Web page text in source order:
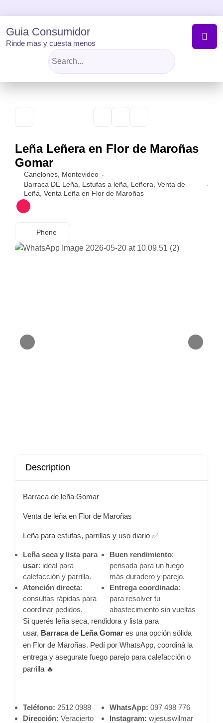
to
content
Guia Consumidor
Rinde mas y cuesta menos
Leña Leñera en Flor de Maroñas
Gomar
Canelones Montevideo
Barraca DE Leña
Estufas a leña Leñera Venta de
Leña Venta Leña en Flor de Maroñas
Phone
Description
Barraca de leña Gomar
Venta de leña en Flor de Maroñas
Leña para estufas, parrillas y uso diario ✅
Leña seca y lista para
usar: ideal para
calefacción y parrilla.
Buen rendimiento:
pensada para un fuego
más duradero y parejo.
Atención directa:
consultas rápidas para
coordinar pedidos.
Entrega coordinada:
para resolver tu
abastecimiento sin vueltas
Si querés leña seca, rendidora y lista para
usar, Barraca de Leña Gomar es una opción sólida
en Flor de Maroñas. Pedí por WhatsApp, coordiná la
entrega y asegurate fuego parejo para calefacción o
parrilla 🔥
Teléfono: 2512 0988 WhatsApp: 097 498 776
Dirección: Veracierto
Instagram: wjesuswilmar